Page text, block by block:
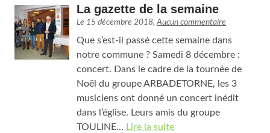
La gazette de la semaine
Le 15 décembre 2018,Aucun commentaire
Que s’est-il passé cette semaine dans
notre commune ? Samedi 8 décembre :
concert. Dans le cadre de la tournée de
Noël du groupe ARBADETORNE, les 3
musiciens ont donné un concert inédit
dans l’église. Leurs amis du groupe
TOULINE… Lire la suite